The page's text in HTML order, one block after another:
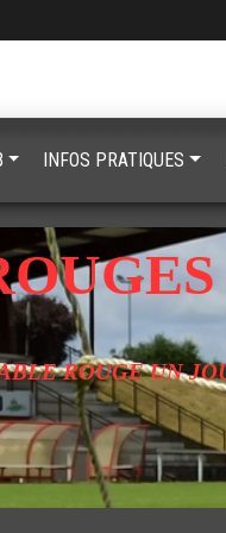
ROUGE UN
INFOS PRATIQUES